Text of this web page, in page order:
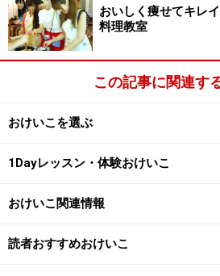
お仕事帰りに1時間、お花に触れる時
300以上の流派がありながら、周
る人の数の多さでは圧倒的に三大
ば、それだけ習いやすいというこ
「習いやすさだけで流派を決める
ないかも……」と思う人におすすめ
おいしく痩せてキレ
料理教室
この記事に関連す
おけいこを選ぶ
1Dayレッスン・体験おけいこ
おけいこ関連情報
読者おすすめおけいこ